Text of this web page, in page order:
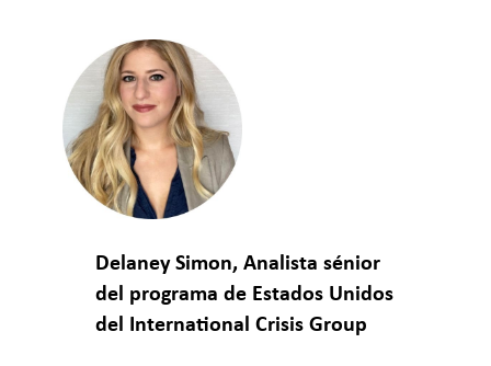
Delaney Simon, Analista sénior
del programa de Estados Unidos
del International Crisis Group